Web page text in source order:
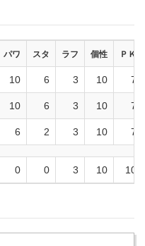
パワ スタ ラフ 個性 ＰＫ
10 6 3 10 7
10 6 3 10 7
6 2 3 10 7
0 0 3 10 10